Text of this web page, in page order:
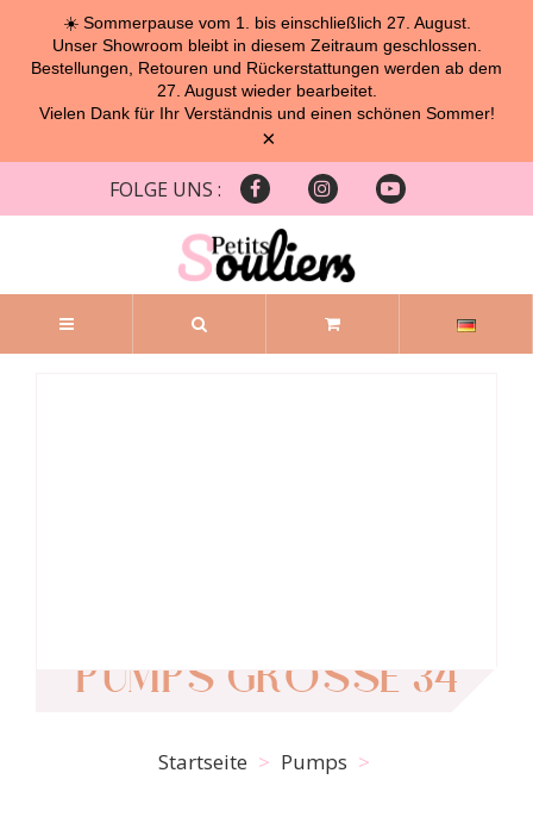
☀️ Sommerpause vom 1. bis einschließlich 27. August.
Unser Showroom bleibt in diesem Zeitraum geschlossen.
Bestellungen, Retouren und Rückerstattungen werden ab dem
27. August wieder bearbeitet.
Vielen Dank für Ihr Verständnis und einen schönen Sommer!
×
FOLGE UNS :
PUMPS GRÖSSE 34
Startseite Pumps